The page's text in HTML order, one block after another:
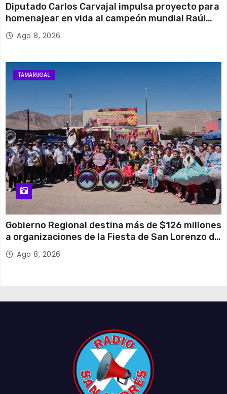
Diputado Carlos Carvajal impulsa proyecto para
homenajear en vida al campeón mundial Raúl
Choque
Ago 8, 2026
TAMARUGAL
Gobierno Regional destina más de $126 millones
a organizaciones de la Fiesta de San Lorenzo de
Tarapacá
Ago 8, 2026